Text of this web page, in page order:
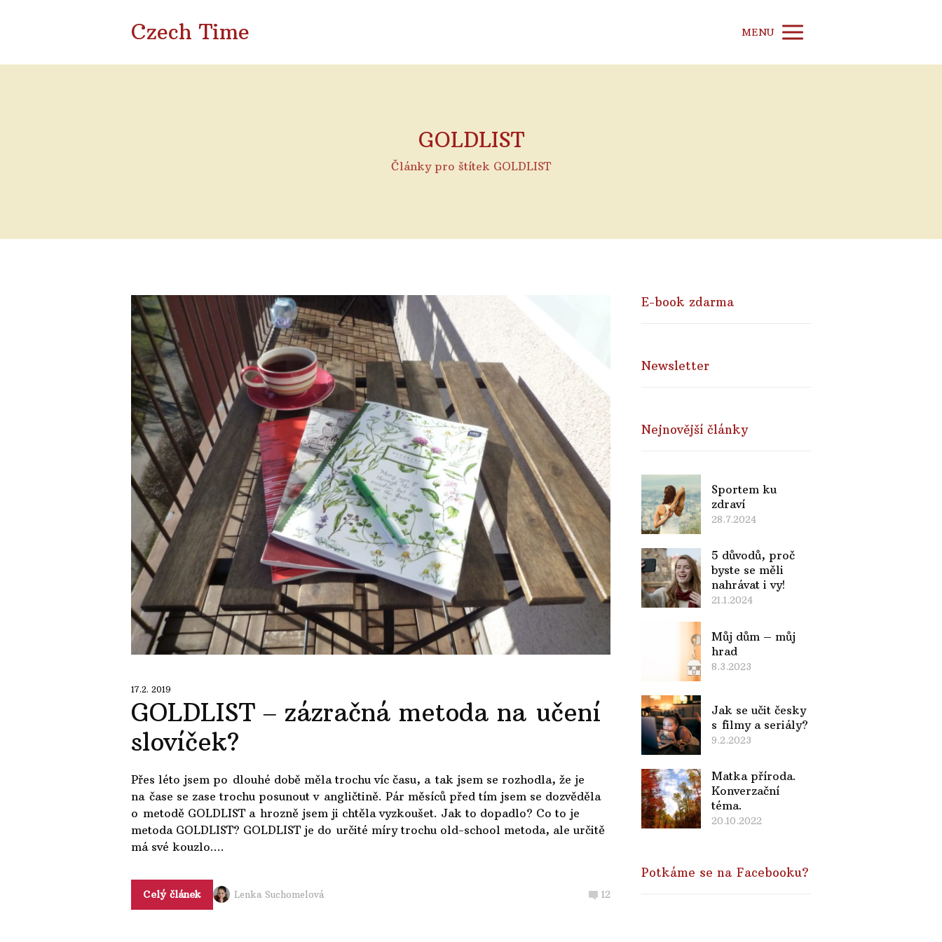
Czech Time MENU
GOLDLIST
Články pro štítek GOLDLIST
17.2. 2019
GOLDLIST ‒ zázračná metoda na učení
slovíček?
Přes léto jsem po dlouhé době měla trochu víc času, a tak jsem se rozhodla, že je
na čase se zase trochu posunout v angličtině. Pár měsíců před tím jsem se dozvěděla
o metodě GOLDLIST a hrozně jsem ji chtěla vyzkoušet. Jak to dopadlo? Co to je
metoda GOLDLIST? GOLDLIST je do určité míry trochu old-school metoda, ale určitě
má své kouzlo....
Celý článek Lenka Suchomelová 12
E-book zdarma
Newsletter
Nejnovější články
Sportem ku
zdraví
28.7.2024
5 důvodů, proč
byste se měli
nahrávat i vy!
21.1.2024
Můj dům – můj
hrad
8.3.2023
Jak se učit česky
s filmy a seriály?
9.2.2023
Matka příroda.
Konverzační
téma.
20.10.2022
Potkáme se na Facebooku?